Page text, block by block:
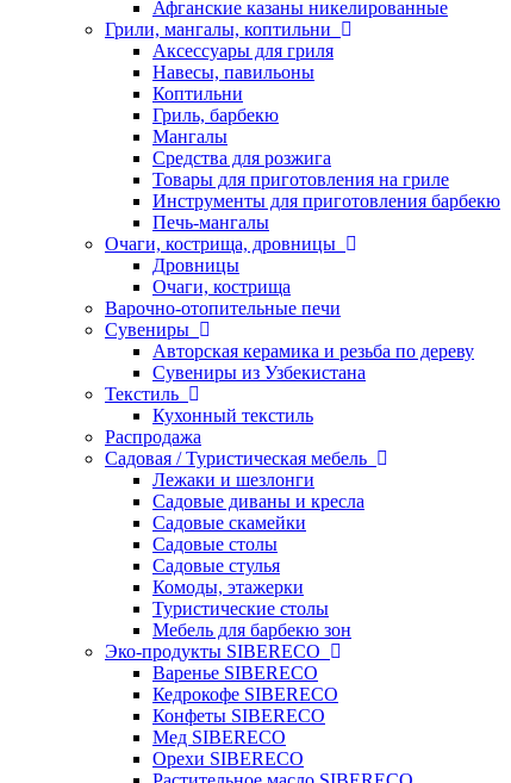
Афганские казаны никелированные
Грили, мангалы, коптильни
Аксессуары для гриля
Навесы, павильоны
Коптильни
Гриль, барбекю
Мангалы
Средства для розжига
Товары для приготовления на гриле
Инструменты для приготовления барбекю
Печь-мангалы
Очаги, кострища, дровницы
Дровницы
Очаги, кострища
Варочно-отопительные печи
Сувениры
Авторская керамика и резьба по дереву
Сувениры из Узбекистана
Текстиль
Кухонный текстиль
Распродажа
Садовая / Туристическая мебель
Лежаки и шезлонги
Садовые диваны и кресла
Садовые скамейки
Садовые столы
Садовые стулья
Комоды, этажерки
Туристические столы
Мебель для барбекю зон
Эко-продукты SIBERECO
Варенье SIBERECO
Кедрокофе SIBERECO
Конфеты SIBERECO
Мед SIBERECO
Орехи SIBERECO